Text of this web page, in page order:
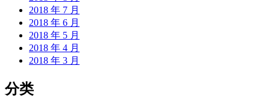
2018 年 7 月
2018 年 6 月
2018 年 5 月
2018 年 4 月
2018 年 3 月
分类